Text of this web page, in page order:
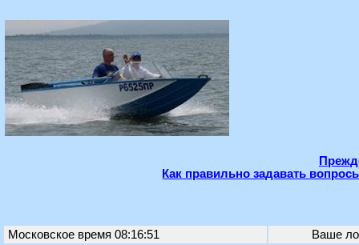
Как правильно задавать
Московское время 08:16:51 Ваше